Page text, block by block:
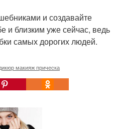
и создавайте
и близким уже сейчас, ведь
самых дорогих людей.
макияж прическа